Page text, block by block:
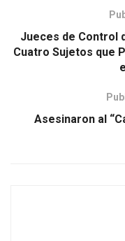
Jueces de Control
Cuatro Sujetos que
Asesinaron al